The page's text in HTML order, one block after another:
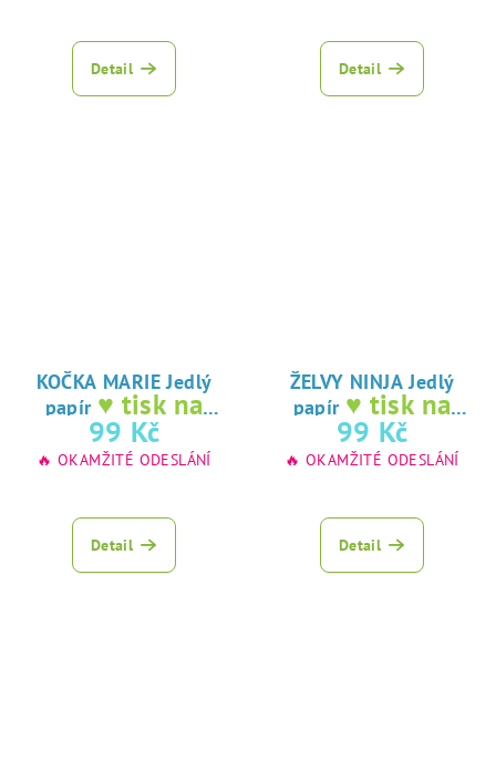
Detail Detail
KOČKA MARIE Jedlý
papír ♥ tisk na
jedlý papír
99 Kč
🔥 OKAMŽITÉ ODESLÁNÍ
Detail
ŽELVY NINJA Jedlý
papír ♥ tisk na
jedlý papír
99 Kč
🔥 OKAMŽITÉ ODESLÁNÍ
Detail